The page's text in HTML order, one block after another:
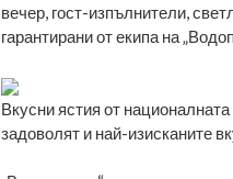
вечер, гост-изпълнители,
гарантирани от екипа на
Вкусни ястия от
задоволят и най-изисканите